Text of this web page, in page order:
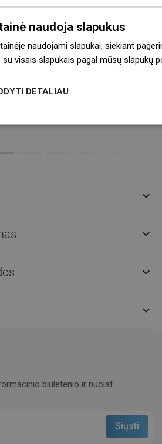
pasirengusi išsiųsti!




biuletenio ir nuolat
naudoja slapukus
naudojami slapukai, siekiant
visais slapukais pagal mūsų slapukų
DETALIAU